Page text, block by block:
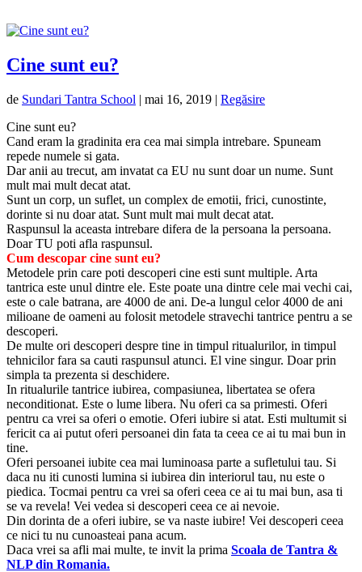
Cine sunt eu?
de Sundari Tantra School | mai 16, 2019 | Regăsire
Cine sunt eu?
Cand eram la gradinita era cea mai simpla intrebare. Spuneam
repede numele si gata.
Dar anii au trecut, am invatat ca EU nu sunt doar un nume. Sunt
mult mai mult decat atat.
Sunt un corp, un suflet, un complex de emotii, frici, cunostinte,
dorinte si nu doar atat. Sunt mult mai mult decat atat.
Raspunsul la aceasta intrebare difera de la persoana la persoana.
Doar TU poti afla raspunsul.
Cum descopar cine sunt eu?
Metodele prin care poti descoperi cine esti sunt multiple. Arta
tantrica este unul dintre ele. Este poate una dintre cele mai vechi cai,
este o cale batrana, are 4000 de ani. De-a lungul celor 4000 de ani
milioane de oameni au folosit metodele stravechi tantrice pentru a se
descoperi.
De multe ori descoperi despre tine in timpul ritualurilor, in timpul
tehnicilor fara sa cauti raspunsul atunci. El vine singur. Doar prin
simpla ta prezenta si deschidere.
In ritualurile tantrice iubirea, compasiunea, libertatea se ofera
neconditionat. Este o lume libera. Nu oferi ca sa primesti. Oferi
pentru ca vrei sa oferi o emotie. Oferi iubire si atat. Esti multumit si
fericit ca ai putut oferi persoanei din fata ta ceea ce ai tu mai bun in
tine.
Oferi persoanei iubite cea mai luminoasa parte a sufletului tau. Si
daca nu iti cunosti lumina si iubirea din interiorul tau, nu este o
piedica. Tocmai pentru ca vrei sa oferi ceea ce ai tu mai bun, asa ti
se va revela! Vei vedea si descoperi ceea ce ai nevoie.
Din dorinta de a oferi iubire, se va naste iubire! Vei descoperi ceea
ce nici tu nu cunoasteai pana acum.
Daca vrei sa afli mai multe, te invit la prima Scoala de Tantra &
NLP din Romania.